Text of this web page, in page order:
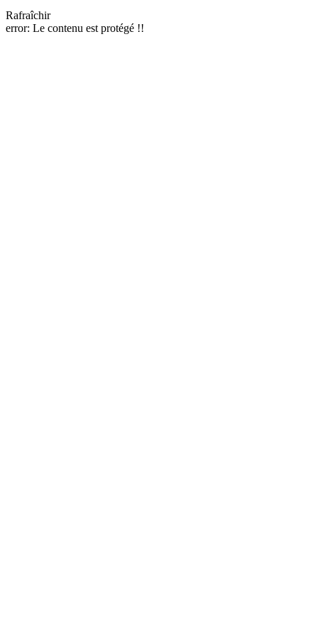
Rafraîchir
error: Le contenu est protégé !!